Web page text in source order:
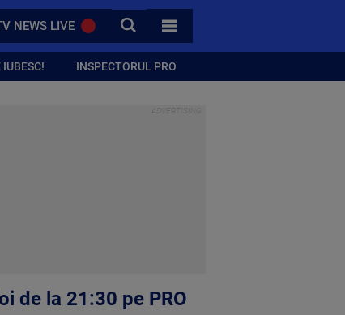
NEWS LIVE CAUTA
TOATE CATEGORIILE
INSPECTORUL PRO
de la 21:30 pe PRO